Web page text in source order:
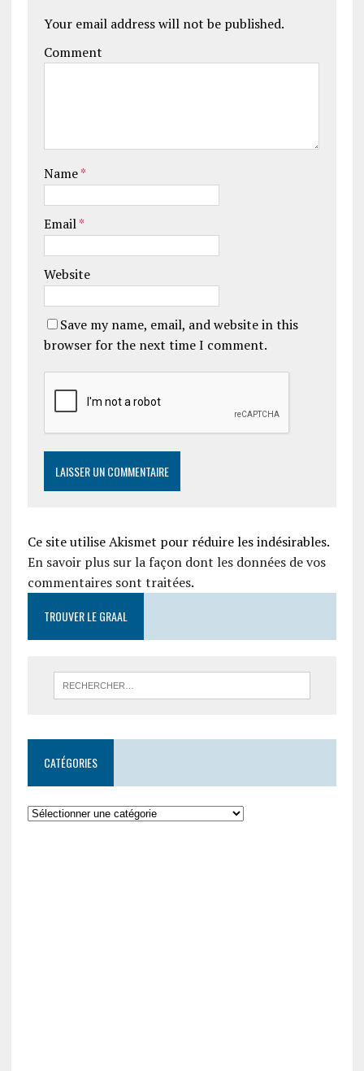
Your email address will not be published.
Comment
Name*
Email*
Website
Save my name, email, and website in this
browser for the next time I comment.
Ce site utilise Akismet pour réduire les indésirables.
En savoir plus sur la façon dont les données de vos
commentaires sont traitées.
TROUVER LE GRAAL
CATÉGORIES